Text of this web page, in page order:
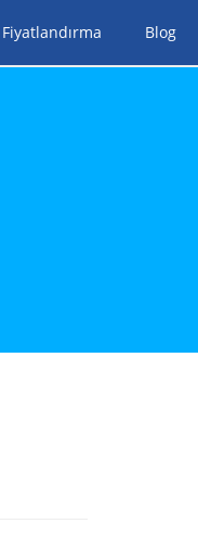
Fiyatlandırma Blog